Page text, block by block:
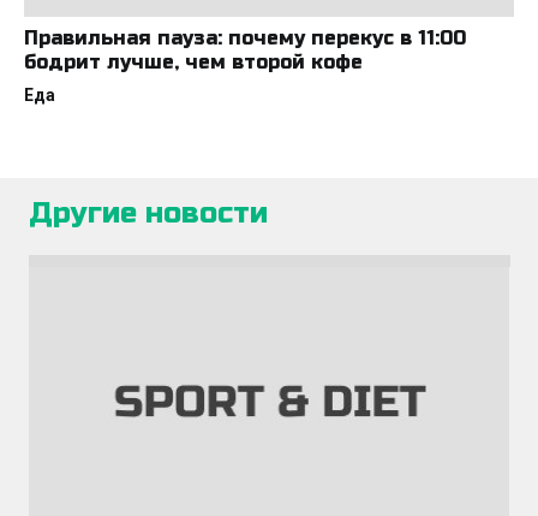
Правильная пауза: почему перекус в 11:00
бодрит лучше, чем второй кофе
Еда
Другие новости